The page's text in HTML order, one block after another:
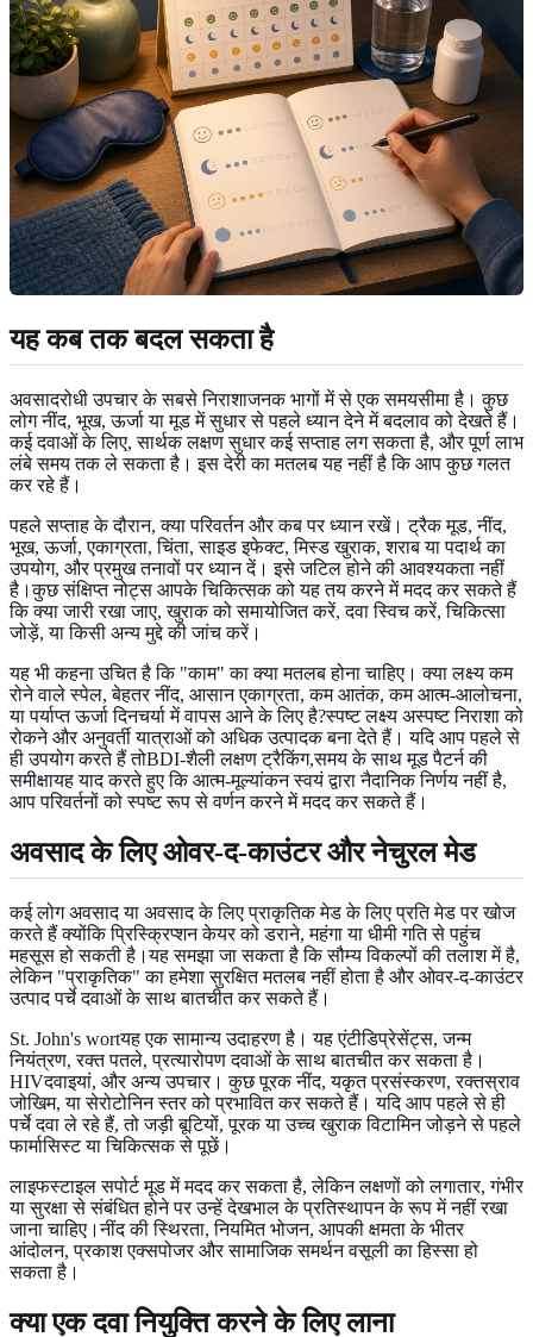
यह कब तक बदल सकता है
अवसादरोधी उपचार के सबसे निराशाजनक भागों में से एक समयसीमा है। कुछ
लोग नींद, भूख, ऊर्जा या मूड में सुधार से पहले ध्यान देने में बदलाव को देखते हैं।
कई दवाओं के लिए, सार्थक लक्षण सुधार कई सप्ताह लग सकता है, और पूर्ण लाभ
लंबे समय तक ले सकता है। इस देरी का मतलब यह नहीं है कि आप कुछ गलत
कर रहे हैं।
पहले सप्ताह के दौरान, क्या परिवर्तन और कब पर ध्यान रखें। ट्रैक मूड, नींद,
भूख, ऊर्जा, एकाग्रता, चिंता, साइड इफेक्ट, मिस्ड खुराक, शराब या पदार्थ का
उपयोग, और प्रमुख तनावों पर ध्यान दें। इसे जटिल होने की आवश्यकता नहीं
है।कुछ संक्षिप्त नोट्स आपके चिकित्सक को यह तय करने में मदद कर सकते हैं
कि क्या जारी रखा जाए, खुराक को समायोजित करें, दवा स्विच करें, चिकित्सा
जोड़ें, या किसी अन्य मुद्दे की जांच करें।
यह भी कहना उचित है कि "काम" का क्या मतलब होना चाहिए। क्या लक्ष्य कम
रोने वाले स्पेल, बेहतर नींद, आसान एकाग्रता, कम आतंक, कम आत्म-आलोचना,
या पर्याप्त ऊर्जा दिनचर्या में वापस आने के लिए है?स्पष्ट लक्ष्य अस्पष्ट निराशा को
रोकने और अनुवर्ती यात्राओं को अधिक उत्पादक बना देते हैं। यदि आप पहले से
ही उपयोग करते हैं तोBDI-शैली लक्षण ट्रैकिंग,समय के साथ मूड पैटर्न की
समीक्षायह याद करते हुए कि आत्म-मूल्यांकन स्वयं द्वारा नैदानिक निर्णय नहीं है,
आप परिवर्तनों को स्पष्ट रूप से वर्णन करने में मदद कर सकते हैं।
अवसाद के लिए ओवर-द-काउंटर और नेचुरल मेड
कई लोग अवसाद या अवसाद के लिए प्राकृतिक मेड के लिए प्रति मेड पर खोज
करते हैं क्योंकि प्रिस्क्रिप्शन केयर को डराने, महंगा या धीमी गति से पहुंच
महसूस हो सकती है।यह समझा जा सकता है कि सौम्य विकल्पों की तलाश में है,
लेकिन "प्राकृतिक" का हमेशा सुरक्षित मतलब नहीं होता है और ओवर-द-काउंटर
उत्पाद पर्चे दवाओं के साथ बातचीत कर सकते हैं।
St. John's wortयह एक सामान्य उदाहरण है। यह एंटीडिप्रेसेंट्स, जन्म
नियंत्रण, रक्त पतले, प्रत्यारोपण दवाओं के साथ बातचीत कर सकता है।
HIVदवाइयां, और अन्य उपचार। कुछ पूरक नींद, यकृत प्रसंस्करण, रक्तस्राव
जोखिम, या सेरोटोनिन स्तर को प्रभावित कर सकते हैं। यदि आप पहले से ही
पर्चे दवा ले रहे हैं, तो जड़ी बूटियों, पूरक या उच्च खुराक विटामिन जोड़ने से पहले
फार्मासिस्ट या चिकित्सक से पूछें।
लाइफस्टाइल सपोर्ट मूड में मदद कर सकता है, लेकिन लक्षणों को लगातार, गंभीर
या सुरक्षा से संबंधित होने पर उन्हें देखभाल के प्रतिस्थापन के रूप में नहीं रखा
जाना चाहिए।नींद की स्थिरता, नियमित भोजन, आपकी क्षमता के भीतर
आंदोलन, प्रकाश एक्सपोजर और सामाजिक समर्थन वसूली का हिस्सा हो
सकता है।
क्या एक दवा नियुक्ति करने के लिए लाना